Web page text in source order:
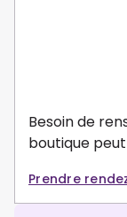
Besoin de
boutique
Prendre